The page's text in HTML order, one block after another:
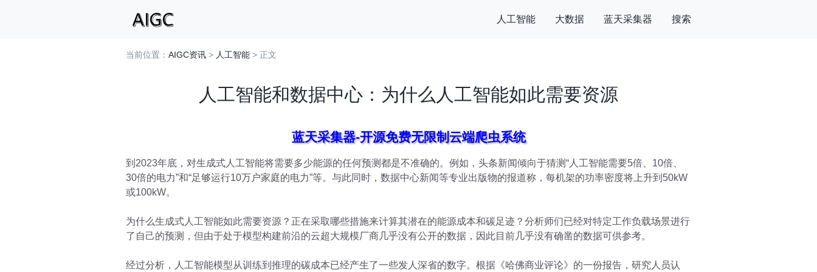
人工智能 大数据 蓝天采集器 搜索
当前位置： AIGC资讯 > 人工智能 > 正文
人工智能和数据中心：为什么人工智能如此需要资源
蓝天采集器-开源免费无限制云端爬虫系统
到2023年底，对生成式人工智能将需要多少能源的任何预测都是不准确的。例如，头条新闻倾向于猜测“人工智能需要5倍、10倍、
30倍的电力”和“足够运行10万户家庭的电力”等。与此同时，数据中心新闻等专业出版物的报道称，每机架的功率密度将上升到50kW
或100kW。
为什么生成式人工智能如此需要资源？正在采取哪些措施来计算其潜在的能源成本和碳足迹？分析师们已经对特定工作负载场景进行
了自己的预测，但由于处于模型构建前沿的云超大规模厂商几乎没有公开的数据，因此目前几乎没有确凿的数据可供参考。
经过分析，人工智能模型从训练到推理的碳成本已经产生了一些发人深省的数字。根据《哈佛商业评论》的一份报告，研究人员认